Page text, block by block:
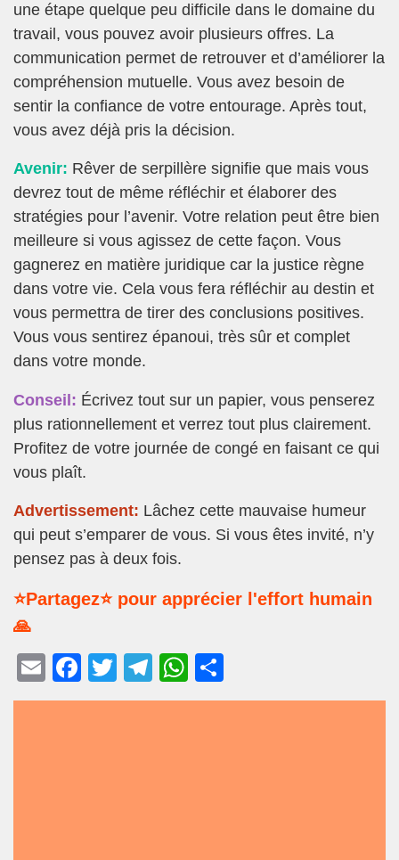
une étape quelque peu difficile dans le domaine du
travail, vous pouvez avoir plusieurs offres. La
communication permet de retrouver et d’améliorer la
compréhension mutuelle. Vous avez besoin de
sentir la confiance de votre entourage. Après tout,
vous avez déjà pris la décision.
Avenir: Rêver de serpillère signifie que mais vous
devrez tout de même réfléchir et élaborer des
stratégies pour l’avenir. Votre relation peut être bien
meilleure si vous agissez de cette façon. Vous
gagnerez en matière juridique car la justice règne
dans votre vie. Cela vous fera réfléchir au destin et
vous permettra de tirer des conclusions positives.
Vous vous sentirez épanoui, très sûr et complet
dans votre monde.
Conseil: Écrivez tout sur un papier, vous penserez
plus rationnellement et verrez tout plus clairement.
Profitez de votre journée de congé en faisant ce qui
vous plaît.
Advertissement: Lâchez cette mauvaise humeur
qui peut s’emparer de vous. Si vous êtes invité, n’y
pensez pas à deux fois.
⭐Partagez⭐ pour apprécier l'effort humain
🙏
E
m
F
a
T
wi
T
el
W
h
ar